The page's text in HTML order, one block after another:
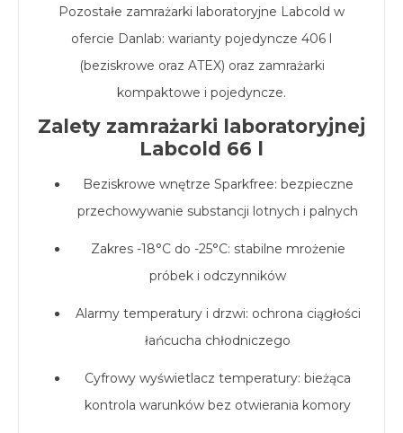
Pozostałe zamrażarki laboratoryjne Labcold w
ofercie Danlab: warianty pojedyncze 406 l
(beziskrowe oraz ATEX) oraz zamrażarki
kompaktowe i pojedyncze.
Zalety zamrażarki laboratoryjnej
Labcold 66 l
Beziskrowe wnętrze Sparkfree: bezpieczne
przechowywanie substancji lotnych i palnych
Zakres -18°C do -25°C: stabilne mrożenie
próbek i odczynników
Alarmy temperatury i drzwi: ochrona ciągłości
łańcucha chłodniczego
Cyfrowy wyświetlacz temperatury: bieżąca
kontrola warunków bez otwierania komory